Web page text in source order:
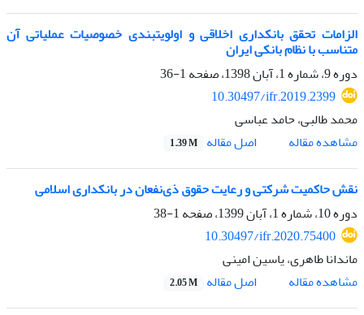
الزامات تحقق بانکداری اخلاقی و اولویت‏بندی خصوصیات عملیاتی آن
متناسب با نظام بانکی ایران
دوره 9، شماره 1، آبان 1398، صفحه
1-36
10.30497/ifr.2019.2399
محمد طالبی، حامد عباسی
مشاهده مقاله
اصل مقاله 1.39 M
نقش حاکمیت شرکتی و رعایت حقوق ذی‌نفعان در بانکداری اسلامی
دوره 10، شماره 1، آبان 1399، صفحه
1-38
10.30497/ifr.2020.75400
ماندانا طاهری، یاسین امینی
مشاهده مقاله
اصل مقاله 2.05 M